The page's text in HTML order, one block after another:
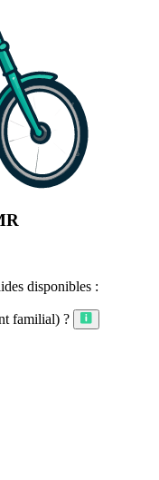
disponibles :
familial) ?